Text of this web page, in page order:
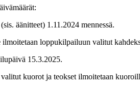
äänitteet) 1.11.2024 mennessä.
loppukilpailuun valitut
15.3.2025.
kuorot ja teokset ilmoitetaan